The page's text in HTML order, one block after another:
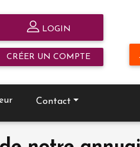
LOGIN
CRÉER UN COMPTE
Contact